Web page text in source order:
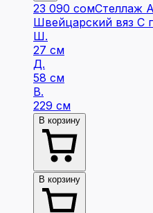
23 090 сомСтеллаж
Швейцарский вяз С
Ш.
27 см
Д.
58 см
В.
229 см
В корзину
В корзину